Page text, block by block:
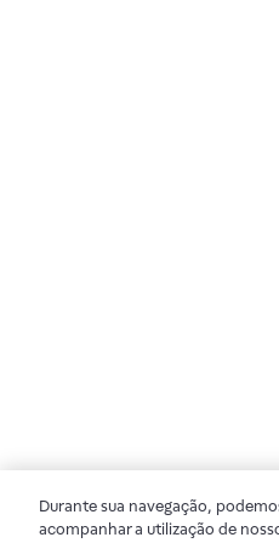
Durante sua navegação,
acompanhar a utilização de